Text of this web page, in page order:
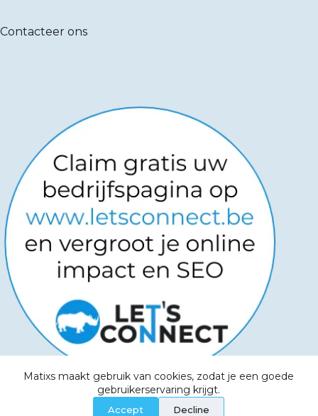
Matixs maakt gebruik van cookies, zodat je een goede
gebruikerservaring krijgt.
Accept Decline
Contacteer ons
Copyright © 2026-Powered by
Websitemanagers
Algemene voorwaarden -